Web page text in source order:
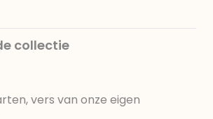
collectie
vers van onze eigen